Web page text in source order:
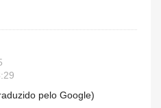
pelo Google)